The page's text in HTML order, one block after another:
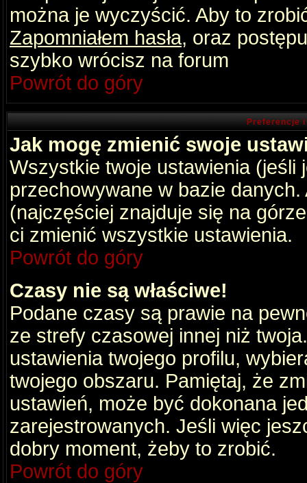
można je wyczyścić. Aby to
Zapomniałem hasła, oraz
szybko wrócisz na forum
Powrót do góry
Preferencje
Jak mogę zmienić swoje
Wszystkie twoje ustawienia (jeśli
przechowywane w bazie
(najczęściej znajduje się na
ci zmienić wszystkie ustawienia.
Powrót do góry
Czasy nie są właściwe!
Podane czasy są prawie na
ze strefy czasowej innej niż
ustawienia twojego profilu,
twojego obszaru. Pamiętaj, że
ustawień, może być dokonana
zarejestrowanych. Jeśli więc
dobry moment, żeby to zrobić.
Powrót do góry